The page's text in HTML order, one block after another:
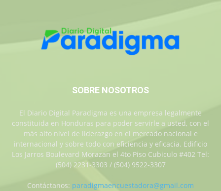
SOBRE NOSOTROS
El Diario Digital Paradigma es una empresa legalmente
constituida en Honduras para poder servirle a usted, con el
más alto nivel de liderazgo en el mercado nacional e
internacional y sobre todo con eficiencia y eficacia. Edificio
Los Jarros Boulevard Morazan el 4to Piso Cubiculo #402 Tel:
(504) 2231-3303 / (504) 9522-3307
Contáctanos: paradigmaencuestadora@gmail.com